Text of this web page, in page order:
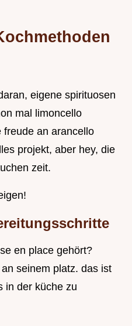
eigene spirituosen
mal limoncello
freude an arancello
projekt, aber hey, die
zeit.
en place gehört?
seinem platz. das ist
in der küche zu